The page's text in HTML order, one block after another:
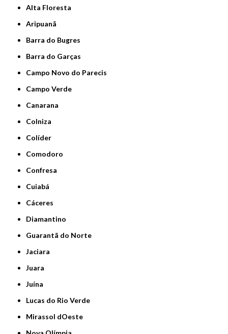
Alta Floresta
Aripuanã
Barra do Bugres
Barra do Garças
Campo Novo do Parecis
Campo Verde
Canarana
Colniza
Colíder
Comodoro
Confresa
Cuiabá
Cáceres
Diamantino
Guarantã do Norte
Jaciara
Juara
Juína
Lucas do Rio Verde
Mirassol dOeste